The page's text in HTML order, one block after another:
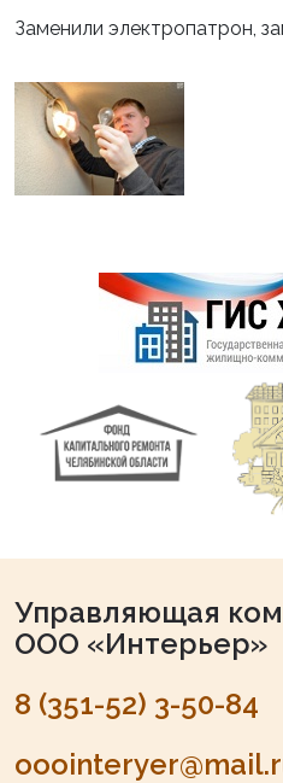
Заменили электропатрон,
Управляющая
ООО «Интерьер»
8 (351-52) 3-50-84